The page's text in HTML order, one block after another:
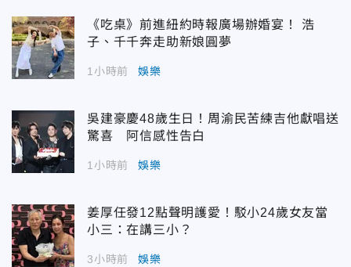
《吃桌》前進紐約時報廣場辦婚宴！ 浩
子、千千奔走助新娘圓夢
1小時前 娛樂
吳建豪慶48歲生日！周渝民苦練吉他獻唱送
驚喜 阿信感性告白
1小時前 娛樂
姜厚任發12點聲明護愛！駁小24歲女友當
小三：在講三小？
3小時前 娛樂